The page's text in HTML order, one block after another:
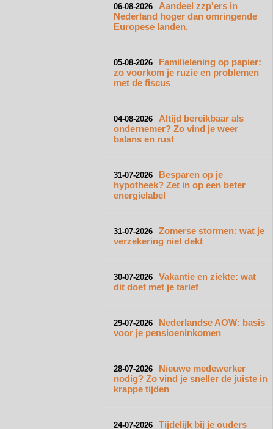
06-08-2026
Aandeel zzp'ers in
Nederland hoger dan omringende
Europese landen.
05-08-2026
Familielening op papier:
zo voorkom je ruzie en problemen
met de fiscus
04-08-2026
Altijd bereikbaar als
ondernemer? Zo vind je weer
balans en rust
31-07-2026
Besparen op je
hypotheek? Zet in op een beter
energielabel
31-07-2026
Zomerse stormen: wat je
verzekering niet dekt
30-07-2026
Vakantie en ziekte: wat
dit doet met je tarief
29-07-2026
Nederlandse AOW: basis
voor je pensioeninkomen
28-07-2026
Nieuwe medewerker
nodig? Zo vind je sneller de juiste in
krappe tijden
24-07-2026
Tijdelijk bij je ouders